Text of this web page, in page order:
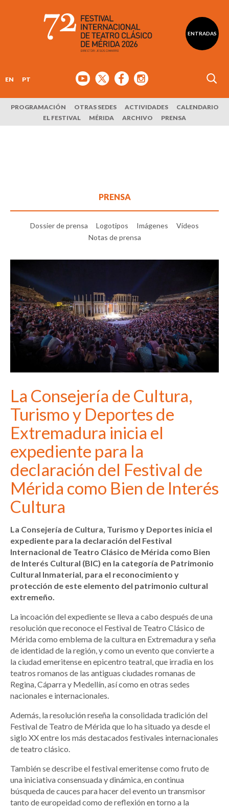
ENTRADAS
EN PT
PROGRAMACIÓN OTRAS SEDES ACTIVIDADES
CALENDARIO
EL FESTIVAL
MÉRIDA ARCHIVO PRENSA
PRENSA
Dossier de prensa Logotipos Imágenes
Vídeos
Notas de prensa
La Consejería de Cultura,
Turismo y Deportes de
Extremadura inicia el
expediente para la
declaración del Festival de
Mérida como Bien de Interés
Cultura
La Consejería de Cultura, Turismo y Deportes inicia el
expediente para la declaración del Festival
Internacional de Teatro Clásico de Mérida como Bien
de Interés Cultural (BIC) en la categoría de Patrimonio
Cultural Inmaterial, para el reconocimiento y
protección de este elemento del patrimonio cultural
extremeño.
La incoación del expediente se lleva a cabo después de una
resolución que reconoce el Festival de Teatro Clásico de
Mérida como emblema de la cultura en Extremadura y seña
de identidad de la región, y como un evento que convierte a
la ciudad emeritense en epicentro teatral, que irradia en los
teatros romanos de las antiguas ciudades romanas de
Regina, Cáparra y Medellín, así como en otras sedes
nacionales e internacionales.
Además, la resolución reseña la consolidada tradición del
Festival de Teatro de Mérida que lo ha situado ya desde el
siglo XX entre los más destacados festivales internacionales
de teatro clásico.
También se describe el festival emeritense como fruto de
una iniciativa consensuada y dinámica, en continua
búsqueda de cauces para hacer del evento un transmisor
tanto de europeidad como de reflexión en torno a la